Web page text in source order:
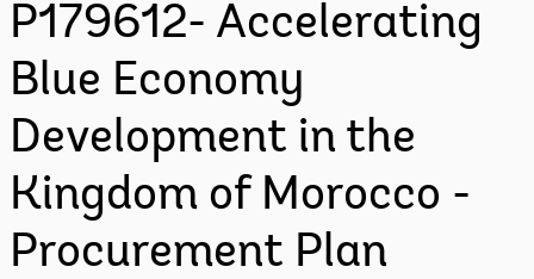
P179612- Accelerating
Blue Economy
Development in the
Kingdom of Morocco -
Procurement Plan